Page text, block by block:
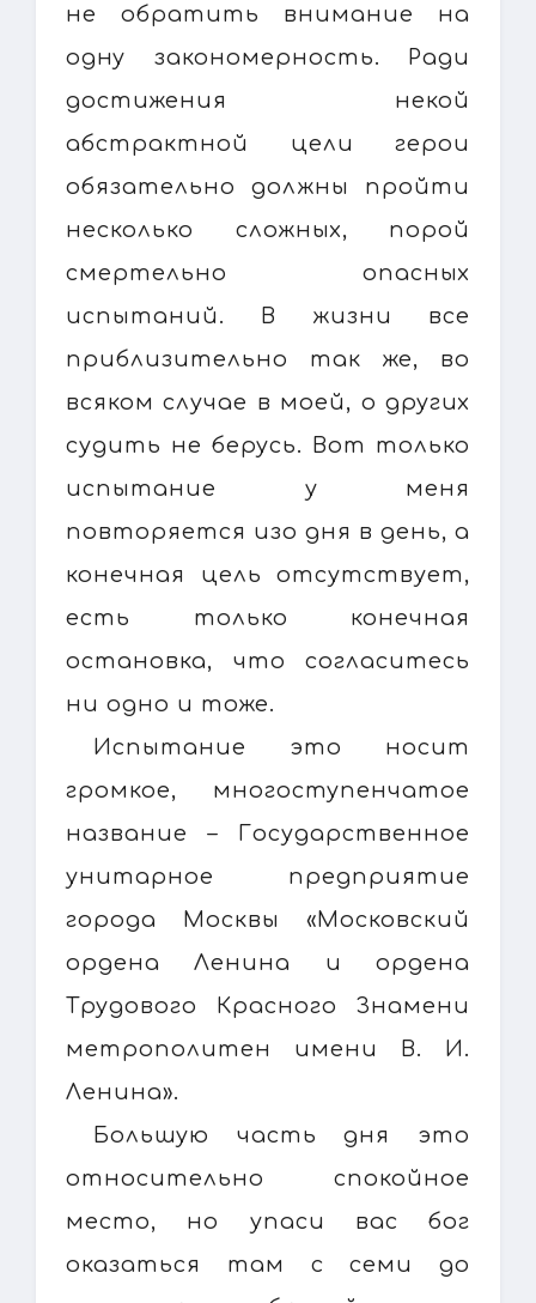
не обратить внимание на
одну закономерность. Ради
достижения некой
абстрактной цели герои
обязательно должны пройти
несколько сложных, порой
смертельно опасных
испытаний. В жизни все
приблизительно так же, во
всяком случае в моей, о других
судить не берусь. Вот только
испытание у меня
повторяется изо дня в день, а
конечная цель отсутствует,
есть только конечная
остановка, что согласитесь
ни одно и тоже.
Испытание это носит
громкое, многоступенчатое
название – Государственное
унитарное предприятие
города Москвы «Московский
ордена Ленина и ордена
Трудового Красного Знамени
метрополитен имени В. И.
Ленина».
Большую часть дня это
относительно спокойное
место, но упаси вас бог
оказаться там с семи до